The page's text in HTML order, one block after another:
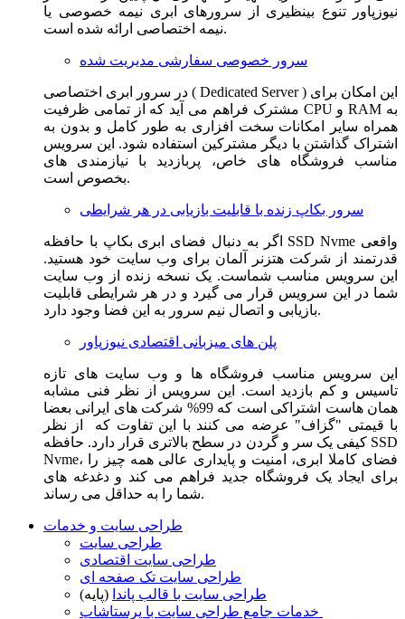
نیوزپاور تنوع بینظیری از سرورهای ابری نیمه خصوصی یا
نیمه اختصاصی ارائه شده است.
سرور خصوصی سفارشی مدیریت شده
در سرور ابری اختصاصی ( Dedicated Server ) این امکان برای
مشترک فراهم می آید که از تمامی ظرفیت CPU و RAM به
همراه سایر امکانات سخت افزاری به طور کامل و بدون به
اشتراک گذاشتن با دیگر مشترکین استفاده شود. این سرویس
مناسب فروشگاه های خاص، پربازدید با نیازمندی های
بخصوص است.
سرور بکاپ زنده با قابلیت بازیابی در هر شرایطی
اگر به دنبال فضای ابری بکاپ با حافظه SSD Nvme واقعی
قدرتمند از شرکت هتزنر آلمان برای وب سایت خود هستید.
این سرویس مناسب شماست. یک نسخه زنده از وب سایت
شما در این سرویس قرار می گیرد و در هر شرایطی قابلیت
بازیابی و اتصال نیم سرور به این فضا وجود دارد.
پلن های میزبانی اقتصادی نیوزپاور
این سرویس مناسب فروشگاه ها و وب سایت های تازه
تاسیس و کم بازدید است. این سرویس از نظر فنی مشابه
همان هاست اشتراکی است که 99% شرکت های ایرانی بعضا
با قیمتی "گزاف" عرضه می کنند با این تفاوت که از نظر
کیفی یک سر و گردن در سطح بالاتری قرار دارد. حافظه SSD
Nvme، فضای کاملا ابری، امنیت و پایداری عالی همه چیز را
برای ایجاد یک فروشگاه جدید فراهم می کند و دغدغه های
شما را به حداقل می رساند.
طراحی سایت و خدمات
طراحی سایت
طراحی سایت اقتصادی
طراحی سایت تک صفحه ای
طراحی سایت با قالب پاندا (پایه)